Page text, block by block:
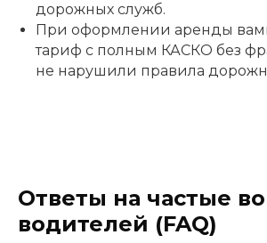
дорожных служб.
При оформлении аренды
тариф с полным КАСКО без
не нарушили правила
Ответы на частые
водителей (FAQ)